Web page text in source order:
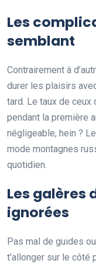
Les
semblant
Contrairement à
durer les plaisirs
tard. Le taux de
pendant la première
négligeable, hein ?
mode montagnes
quotidien.
Les galères
ignorées
Pas mal de guides
t’allonger sur le côté